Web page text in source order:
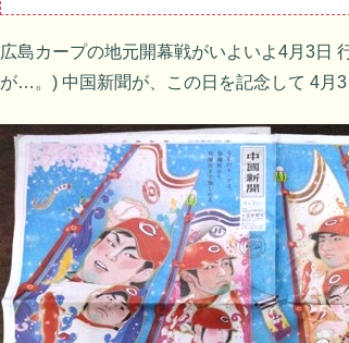
広島カープの地元開幕戦がいよいよ4月3日
が…。) 中国新聞が、この日を記念して 4月